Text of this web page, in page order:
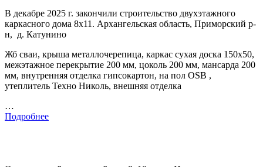
В декабре 2025 г. закончили строительство двухэтажного
каркасного дома 8х11. Архангельская область, Приморский р-
н, д. Катунино
Жб сваи, крыша металлочерепица, каркас сухая доска 150х50,
межэтажное перекрытие 200 мм, цоколь 200 мм, мансарда 200
мм, внутренняя отделка гипсокартон, на пол OSB ,
утеплитель Техно Николь, внешняя отделка
…
Подробнее